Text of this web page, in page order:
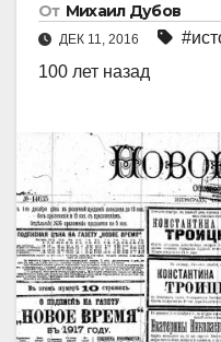
От Михаил Дубов
ДЕК 11, 2016
100 лет назад